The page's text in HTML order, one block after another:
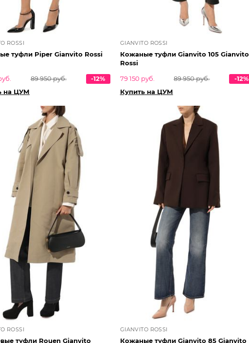
ROSSI
туфли Piper Gianvito Rossi
89 950 руб.
-12%
на ЦУМ
GIANVITO ROSSI
Кожаные туфли Gianvito 105 Gianvito
Rossi
79 150 руб.
89 950 руб.
-12%
Купить на ЦУМ
ROSSI
туфли Rouen Gianvito
GIANVITO ROSSI
Кожаные туфли Gianvito 85 Gianvito